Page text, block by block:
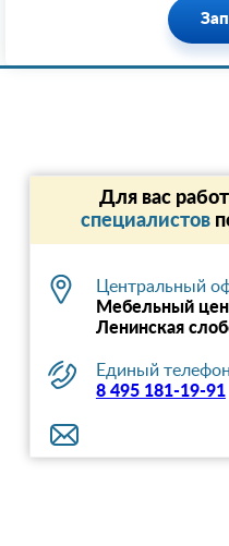
Для вас
специалистов
Центральный
Мебельный
Ленинская
Единый телефон
8 495 181-19-91